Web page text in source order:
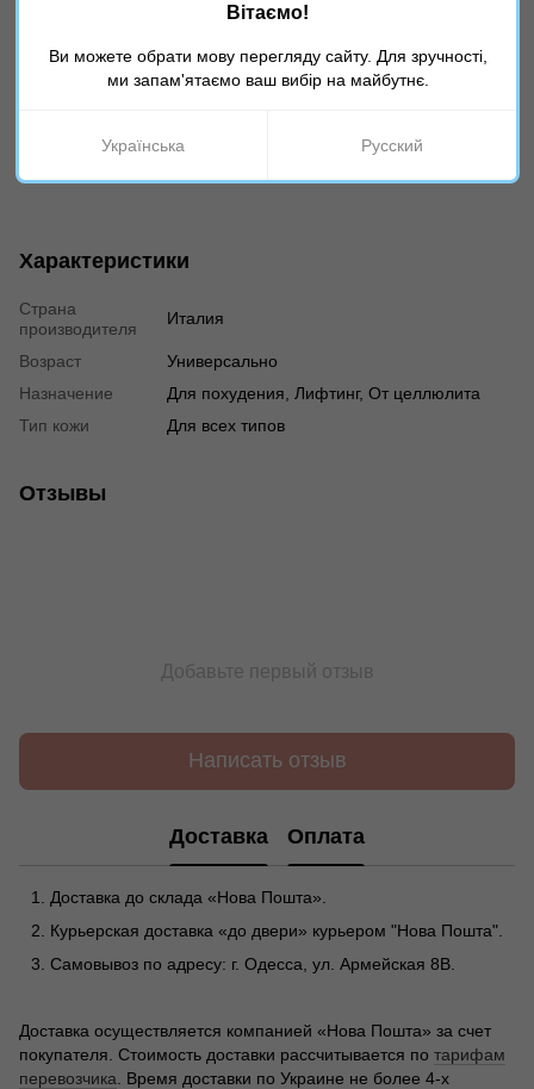
Активатор впитывается в кожу в течение 10-15 минут и
начинает действовать.
По истечении этого времени леггинсы следует постирать
Характеристики
Страна
производителя
Италия
Возраст
Универсально
Назначение
Для похудения, Лифтинг, От целлюлита
Тип кожи
Для всех типов
Отзывы
Добавьте первый отзыв
Написать отзыв
Доставка Оплата
Доставка до склада «Нова Пошта».
Курьерская доставка «до двери» курьером "Нова Пошта".
Самовывоз по адресу: г. Одесса, ул. Армейская 8В.
Доставка осуществляется компанией «Нова Пошта» за счет
покупателя. Стоимость доставки рассчитывается по тарифам
перевозчика . Время доставки по Украине не более 4-х
Вітаємо!
Ви можете обрати мову перегляду сайту. Для зручності,
ми запам'ятаємо ваш вибір на майбутнє.
Українська Русский